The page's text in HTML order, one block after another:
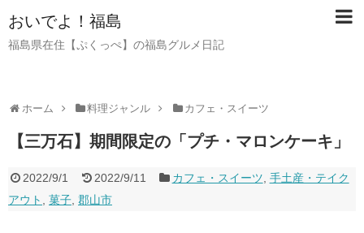
おいでよ！福島
福島県在住【ぷくっぺ】の福島グルメ日記
ホーム 料理ジャンル カフェ・スイーツ
【三万石】期間限定の「プチ・マロンケーキ」
2022/9/1 2022/9/11 カフェ・スイーツ 手土産・テイク
アウト
菓子 郡山市